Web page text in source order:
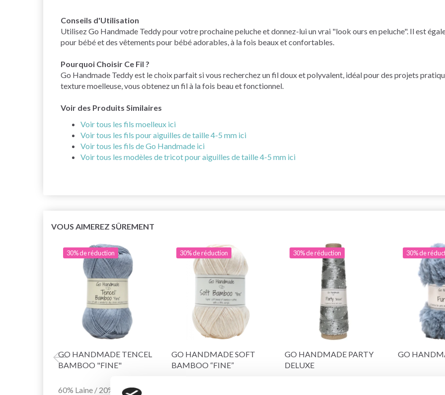
Conseils d'Utilisation
Utilisez Go Handmade Teddy pour votre prochaine peluche et donnez-lui un vrai "look ours en peluche". Il est
pour bébé et des vêtements pour bébé adorables, à la fois beaux et confortables.
Pourquoi Choisir Ce Fil ?
Go Handmade Teddy est le choix parfait si vous recherchez un fil doux et polyvalent, idéal pour des projets
texture moelleuse, vous obtenez un fil à la fois beau et fonctionnel.
Voir des Produits Similaires
Voir tous les fils moelleux ici
Voir tous les fils pour aiguilles de taille 4-5 mm ici
Voir tous les fils de Go Handmade ici
Voir tous les modèles de tricot pour aiguilles de taille 4-5 mm ici
VOUS AIMEREZ SÛREMENT
30% de réduction
GO HANDMADE TENCEL
BAMBOO "FINE"
60% Laine / 20% Acrylique/
30% de réduction
GO HANDMADE SOFT
BAMBOO “FINE”
30% de réduction
GO HANDMADE PARTY
DELUXE
30% de
GO